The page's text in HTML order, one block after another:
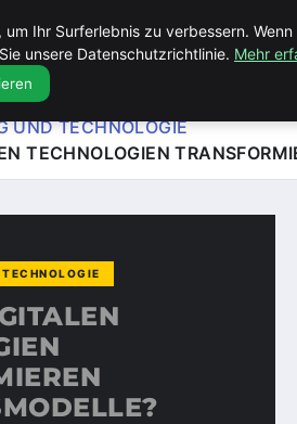
DONAU
UND TECHNOLOGIE
TECHNOLOGIEN
Ihr Surferlebnis zu verbessern. Wenn
unsere Datenschutzrichtlinie. Mehr